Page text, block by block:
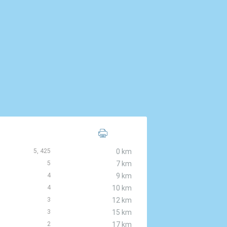
5, 425
0 km
5
7 km
4
9 km
4
10 km
3
12 km
3
15 km
2
17 km